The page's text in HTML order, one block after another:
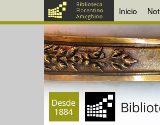
Inicio